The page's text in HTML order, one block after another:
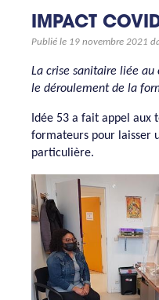
IMPACT
Publié le 19 novembre 2021
La crise sanitaire liée
le déroulement de la
Idée 53 a fait appel aux
formateurs pour laisser
particulière.